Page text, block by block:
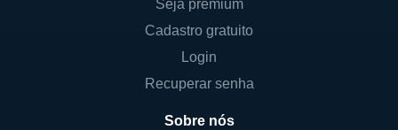
O modelo de negócios da Neogen gira em
torno de suas linhas de produtos inovadores
e sua capacidade de atender a uma ampla
gama de necessidades de segurança
Seja premium
Cadastro gratuito
Login
Recuperar senha
Sobre nós